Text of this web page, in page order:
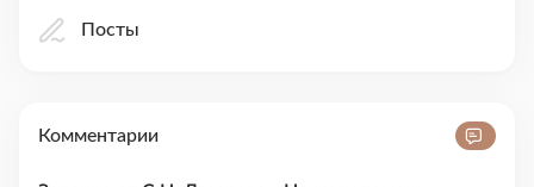
Посты
Комментарии